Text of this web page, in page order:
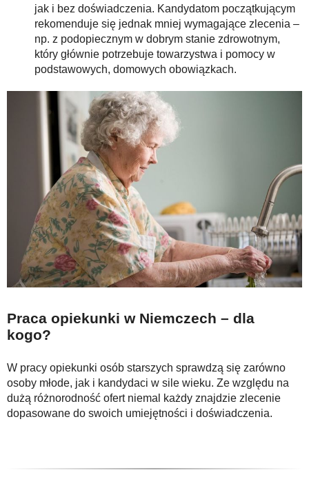
jak i bez doświadczenia. Kandydatom początkującym
rekomenduje się jednak mniej wymagające zlecenia –
np. z podopiecznym w dobrym stanie zdrowotnym,
który głównie potrzebuje towarzystwa i pomocy w
podstawowych, domowych obowiązkach.
Praca opiekunki w Niemczech – dla
kogo?
W pracy opiekunki osób starszych sprawdzą się zarówno
osoby młode, jak i kandydaci w sile wieku. Ze względu na
dużą różnorodność ofert niemal każdy znajdzie zlecenie
dopasowane do swoich umiejętności i doświadczenia.